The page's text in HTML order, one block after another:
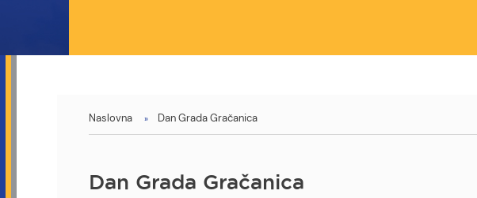
You
Naslovna Dan Grada Gračanica
Dan Grada Gračanica